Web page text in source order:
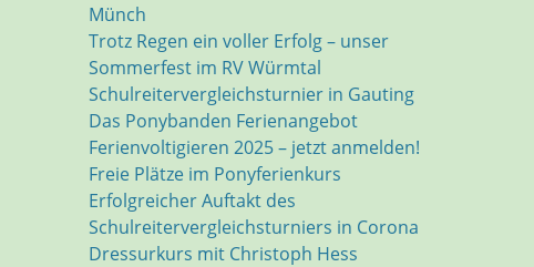
Münch
Trotz Regen ein voller Erfolg – unser
Sommerfest im RV Würmtal
Schulreitervergleichsturnier in Gauting
Das Ponybanden Ferienangebot
Ferienvoltigieren 2025 – jetzt anmelden!
Freie Plätze im Ponyferienkurs
Erfolgreicher Auftakt des
Schulreitervergleichsturniers in Corona
Dressurkurs mit Christoph Hess